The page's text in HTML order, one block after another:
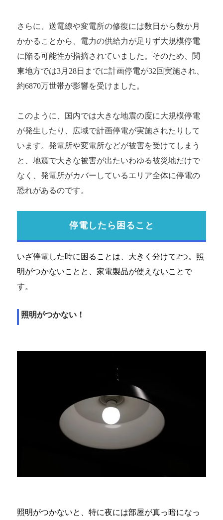
さらに、送電線や変電所の修復には数日から数か月
かかることから、電力の供給力が足りず大規模停電
に陥る可能性が指摘されていました。そのため、関
東地方では3月28日までに計画停電が32回実施され、
約6870万世帯が影響を受けました。
このように、国内では大きな地震の度に大規模停電
が発生したり、広域で計画停電が実施されたりして
います。発電所や変電所などが被害を受けてしまう
と、地震で大きな被害が出たいわゆる被災地だけで
なく、発電所がカバーしているエリア全体に停電の
恐れがあるのです。
停電したら困ること
いざ停電した時に困ることは、大きく分けて2つ。照
明がつかないことと、家電製品が使えないことで
す。
照明がつかない！
照明がつかないと、特に夜には部屋が真っ暗になっ